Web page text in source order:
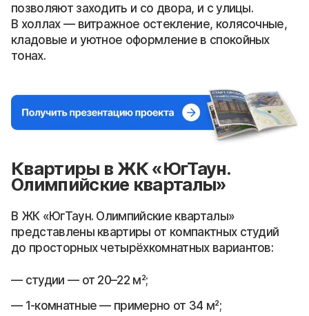
позволяют заходить и со двора, и с улицы.
В холлах — витражное остекление, колясочные,
кладовые и уютное оформление в спокойных
тонах.
Квартиры в ЖК «ЮгТаун.
Олимпийские кварталы»
В ЖК «ЮгТаун. Олимпийские кварталы»
представлены квартиры от компактных студий
до просторных четырёхкомнатных вариантов:
студии — от 20–22 м²;
1-комнатные — примерно от 34 м²;